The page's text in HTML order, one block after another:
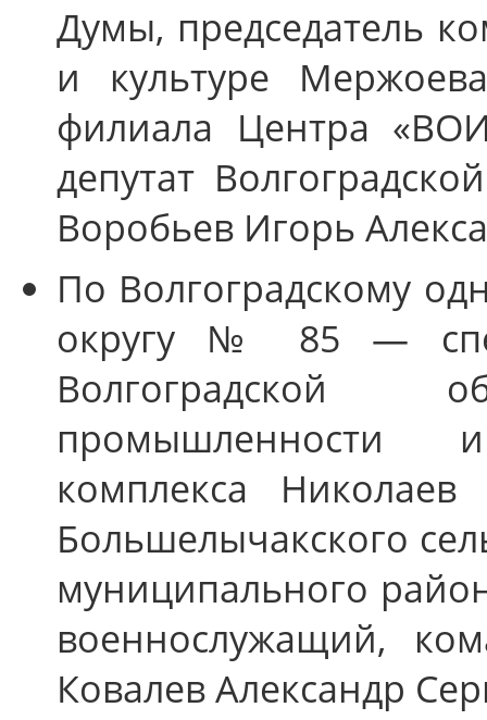
Думы, председатель
и культуре
филиала Центра
депутат
Воробьев Игорь
По Волгоградскому
округу № 85 —
промышленности и
комплекса
Большелычакского
муниципального
военнослужащий,
Ковалев Александр